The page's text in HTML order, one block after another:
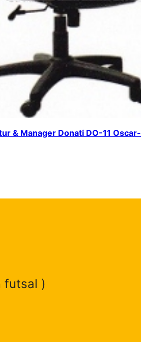
& Manager Donati DO-11 Oscar-
futsal )